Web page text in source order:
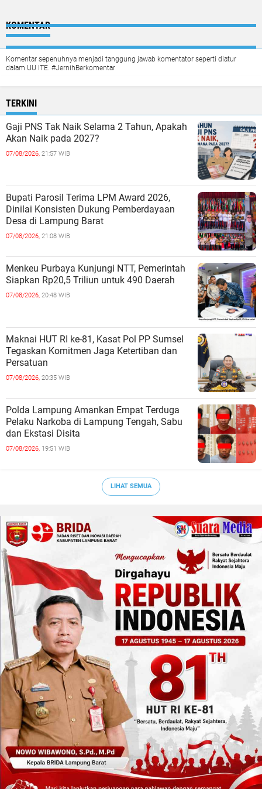
KOMENTAR
Komentar sepenuhnya menjadi tanggung jawab komentator seperti diatur
dalam UU ITE. #JernihBerkomentar
TERKINI
Gaji PNS Tak Naik Selama 2 Tahun, Apakah
Akan Naik pada 2027?
07/08/2026, 21:57 WIB
Bupati Parosil Terima LPM Award 2026,
Dinilai Konsisten Dukung Pemberdayaan
Desa di Lampung Barat
07/08/2026, 21:08 WIB
Menkeu Purbaya Kunjungi NTT, Pemerintah
Siapkan Rp20,5 Triliun untuk 490 Daerah
07/08/2026, 20:48 WIB
Maknai HUT RI ke-81, Kasat Pol PP Sumsel
Tegaskan Komitmen Jaga Ketertiban dan
Persatuan
07/08/2026, 20:35 WIB
Polda Lampung Amankan Empat Terduga
Pelaku Narkoba di Lampung Tengah, Sabu
dan Ekstasi Disita
07/08/2026, 19:51 WIB
LIHAT SEMUA